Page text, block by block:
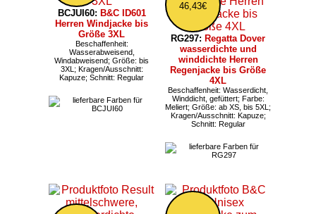
BCJUI60: B&C ID601
Herren Windjacke bis
Größe 3XL
Beschaffenheit:
Wasserabweisend,
Windabweisend; Größe: bis
3XL; Kragen/Ausschnitt:
Kapuze; Schnitt: Regular
46,43€
RG297: Regatta Dover
wasserdichte und
winddichte Herren
Regenjacke bis Größe
4XL
Beschaffenheit: Wasserdicht,
Winddicht, gefüttert; Farbe:
Meliert; Größe: ab XS, bis 5XL;
Kragen/Ausschnitt: Kapuze;
Schnitt: Regular